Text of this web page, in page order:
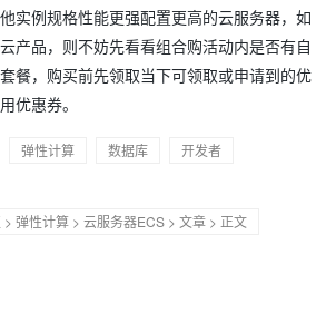
实例规格性能更强配置更高的云服务器，如
产品，则不妨先看看组合购活动内是否有自
餐，购买前先领取当下可领取或申请到的优
优惠券。
弹性计算 数据库
开发者
> 弹性计算 > 云服务器ECS > 文章 > 正文